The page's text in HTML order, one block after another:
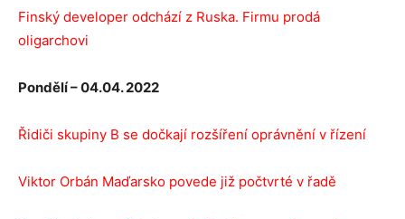
Finský developer odchází z Ruska. Firmu prodá
oligarchovi
Pondělí – 04.04. 2022
Řidiči skupiny B se dočkají rozšíření oprávnění v řízení
Viktor Orbán Maďarsko povede již počtvrté v řadě